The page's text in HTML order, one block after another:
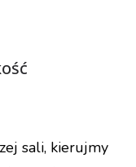
sali, kierujmy